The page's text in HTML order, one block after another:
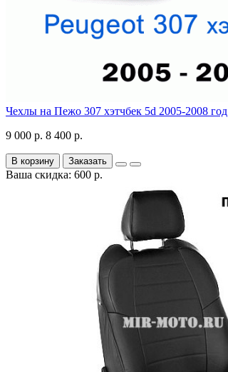
Чехлы на Пежо 307 хэтчбек 5d 2005-2008 год
9 000 р. 8 400 р.
В корзину Заказать
Ваша скидка: 600 р.